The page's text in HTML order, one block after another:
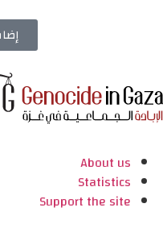
About us
Statistics
Support the site